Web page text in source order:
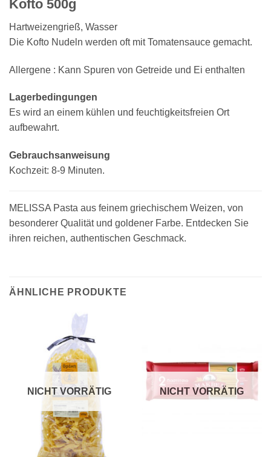
Kofto 500g
Hartweizengrieß, Wasser
Die Kofto Nudeln werden oft mit Tomatensauce gemacht.
Allergene : Kann Spuren von Getreide und Ei enthalten
Lagerbedingungen
Es wird an einem kühlen und feuchtigkeitsfreien Ort
aufbewahrt.
Gebrauchsanweisung
Kochzeit: 8-9 Minuten.
MELISSA Pasta aus feinem griechischem Weizen, von
besonderer Qualität und goldener Farbe. Entdecken Sie
ihren reichen, authentischen Geschmack.
ÄHNLICHE PRODUKTE
NICHT VORRÄTIG NICHT VORRÄTIG